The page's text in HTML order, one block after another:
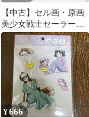
【中古】セル画・原画
美少女戦士セーラーム
ーン 複製セル画
¥666